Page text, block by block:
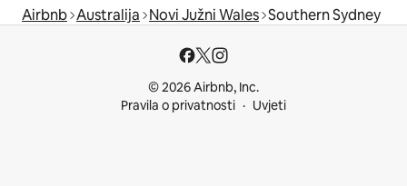
Airbnb Australija Novi Južni Wales Southern Sydney
© 2026 Airbnb, Inc.
Pravila o privatnosti
Uvjeti